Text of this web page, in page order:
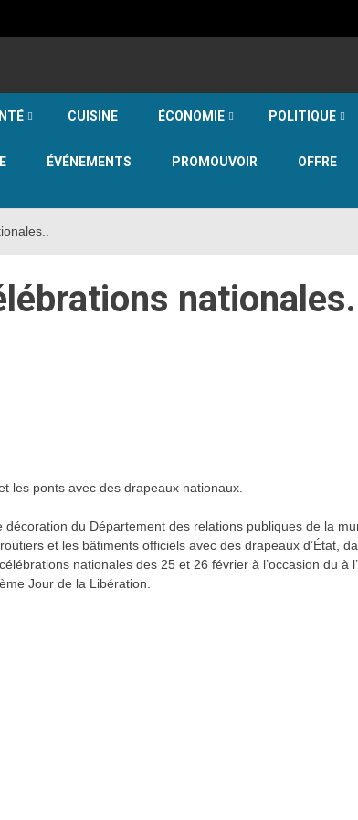
CUISINE ÉCONOMIE POLITIQUE
ÉVÉNEMENTS PROMOUVOIR OFFRE
les ponts avec des drapeaux nationaux.
du Département des relations publiques de la
et les bâtiments officiels avec des drapeaux d’État,
nationales des 25 et 26 février à l’occasion du à
Jour de la Libération.